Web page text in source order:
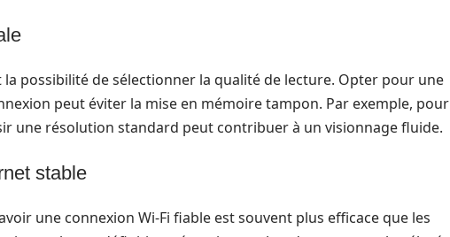
possibilité de sélectionner la qualité de lecture. Opter pour une
peut éviter la mise en mémoire tampon. Par exemple, pour
une résolution standard peut contribuer à un visionnage fluide.
stable
une connexion Wi-Fi fiable est souvent plus efficace que les